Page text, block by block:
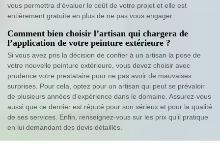
vous permettra d’évaluer le coût de votre projet et elle est
entièrement gratuite en plus de ne pas vous engager.
Comment bien choisir l’artisan qui chargera de
l’application de votre peinture extérieure ?
Si vous avez pris la décision de confier à un artisan la pose de
votre nouvelle peinture extérieure, vous devez choisir avec
prudence votre prestataire pour ne pas avoir de mauvaises
surprises. Pour cela, optez pour un artisan qui peut se prévaloir
de plusieurs années d’expérience dans le domaine. Assurez-vous
aussi que ce dernier est réputé pour son sérieux et pour la qualité
de ses services. Enfin, renseignez-vous sur les prix qu’il pratique
en lui demandant des devis détaillés.